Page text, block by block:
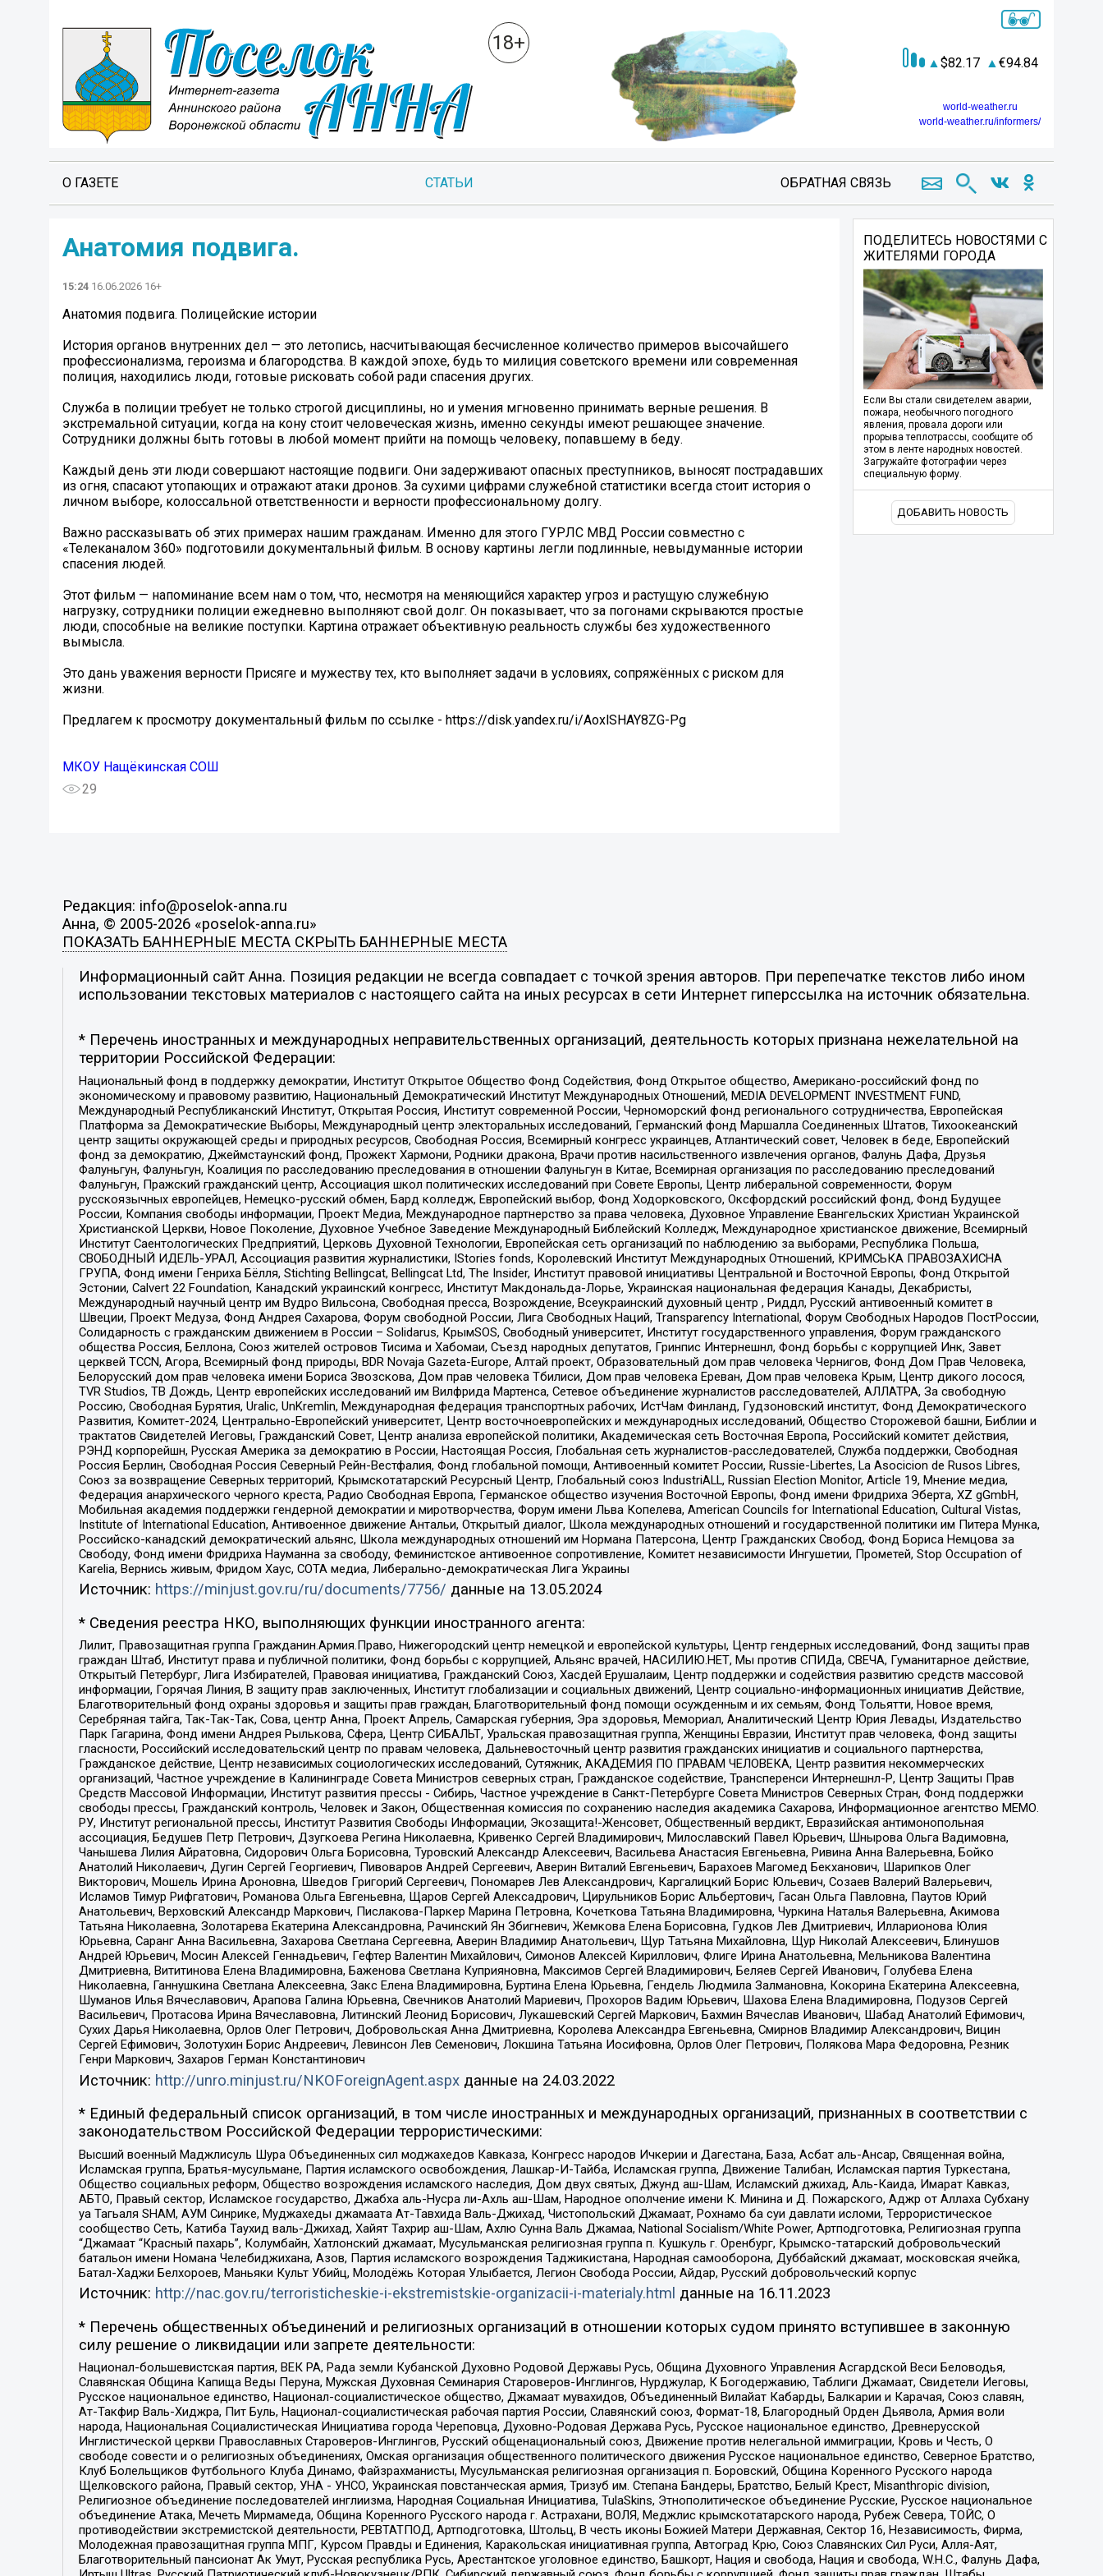
18+
82.17 94.84
world-weather.ru
world-weather.ru/informers/
О ГАЗЕТЕ СТАТЬИ ОБРАТНАЯ СВЯЗЬ
Анатомия подвига.
15:24 16.06.2026 16+
Анатомия подвига. Полицейские истории
История органов внутренних дел — это летопись, насчитывающая бесчисленное количество примеров высочайшего
профессионализма, героизма и благородства. В каждой эпохе, будь то милиция советского времени или современная
полиция, находились люди, готовые рисковать собой ради спасения других.
Служба в полиции требует не только строгой дисциплины, но и умения мгновенно принимать верные решения. В
экстремальной ситуации, когда на кону стоит человеческая жизнь, именно секунды имеют решающее значение.
Сотрудники должны быть готовы в любой момент прийти на помощь человеку, попавшему в беду.
Каждый день эти люди совершают настоящие подвиги. Они задерживают опасных преступников, выносят пострадавших
из огня, спасают утопающих и отражают атаки дронов. За сухими цифрами служебной статистики всегда стоит история о
личном выборе, колоссальной ответственности и верности профессиональному долгу.
Важно рассказывать об этих примерах нашим гражданам. Именно для этого ГУРЛС МВД России совместно с
«Телеканалом 360» подготовили документальный фильм. В основу картины легли подлинные, невыдуманные истории
спасения людей.
Этот фильм — напоминание всем нам о том, что, несмотря на меняющийся характер угроз и растущую служебную
нагрузку, сотрудники полиции ежедневно выполняют свой долг. Он показывает, что за погонами скрываются простые
люди, способные на великие поступки. Картина отражает объективную реальность службы без художественного
вымысла.
Это дань уважения верности Присяге и мужеству тех, кто выполняет задачи в условиях, сопряжённых с риском для
жизни.
Предлагем к просмотру документальный фильм по ссылке - https://disk.yandex.ru/i/AoxlSHAY8ZG-Pg
МКОУ Нащёкинская СОШ
29
ПОДЕЛИТЕСЬ НОВОСТЯМИ С
ЖИТЕЛЯМИ ГОРОДА
Если Вы стали свидетелем аварии,
пожара, необычного погодного
явления, провала дороги или
прорыва теплотрассы, сообщите об
этом в ленте народных новостей.
Загружайте фотографии через
специальную форму.
ДОБАВИТЬ НОВОСТЬ
Редакция: info@poselok-anna.ru
Анна, © 2005-2026 «poselok-anna.ru»
ПОКАЗАТЬ БАННЕРНЫЕ МЕСТА СКРЫТЬ БАННЕРНЫЕ МЕСТА
Информационный сайт Анна. Позиция редакции не всегда совпадает с точкой зрения авторов. При перепечатке текстов либо ином
использовании текстовых материалов с настоящего сайта на иных ресурсах в сети Интернет гиперссылка на источник обязательна.
* Перечень иностранных и международных неправительственных организаций, деятельность которых признана нежелательной на
территории Российской Федерации:
Национальный фонд в поддержку демократии, Институт Открытое Общество Фонд Содействия, Фонд Открытое общество, Американо-российский фонд по
экономическому и правовому развитию, Национальный Демократический Институт Международных Отношений, MEDIA DEVELOPMENT INVESTMENT FUND,
Международный Республиканский Институт, Открытая Россия, Институт современной России, Черноморский фонд регионального сотрудничества, Европейская
Платформа за Демократические Выборы, Международный центр электоральных исследований, Германский фонд Маршалла Соединенных Штатов, Тихоокеанский
центр защиты окружающей среды и природных ресурсов, Свободная Россия, Всемирный конгресс украинцев, Атлантический совет, Человек в беде, Европейский
фонд за демократию, Джеймстаунский фонд, Прожект Хармони, Родники дракона, Врачи против насильственного извлечения органов, Фалунь Дафа, Друзья
Фалуньгун, Фалуньгун, Коалиция по расследованию преследования в отношении Фалуньгун в Китае, Всемирная организация по расследованию преследований
Фалуньгун, Пражский гражданский центр, Ассоциация школ политических исследований при Совете Европы, Центр либеральной современности, Форум
русскоязычных европейцев, Немецко-русский обмен, Бард колледж, Европейский выбор, Фонд Ходорковского, Оксфордский российский фонд, Фонд Будущее
России, Компания свободы информации, Проект Медиа, Международное партнерство за права человека, Духовное Управление Евангельских Христиан Украинской
Христианской Церкви, Новое Поколение, Духовное Учебное Заведение Международный Библейский Колледж, Международное христианское движение, Всемирный
Институт Саентологических Предприятий, Церковь Духовной Технологии, Европейская сеть организаций по наблюдению за выборами, Республика Польша,
СВОБОДНЫЙ ИДЕЛЬ-УРАЛ, Ассоциация развития журналистики, IStories fonds, Королевский Институт Международных Отношений, КРИМСЬКА ПРАВОЗАХИСНА
ГРУПА, Фонд имени Генриха Бёлля, Stichting Bellingcat, Bellingcat Ltd, The Insider, Институт правовой инициативы Центральной и Восточной Европы, Фонд Открытой
Эстонии, Calvert 22 Foundation, Канадский украинский конгресс, Институт Макдональда-Лорье, Украинская национальная федерация Канады, Декабристы,
Международный научный центр им Вудро Вильсона, Свободная пресса, Возрождение, Всеукраинский духовный центр , Риддл, Русский антивоенный комитет в
Швеции, Проект Медуза, Фонд Андрея Сахарова, Форум свободной России, Лига Свободных Наций, Transparеncy International, Форум Свободных Народов ПостРоссии,
Солидарность с гражданским движением в России – Solidarus, КрымSOS, Свободный университет, Институт государственного управления, Форум гражданского
общества Россия, Беллона, Союз жителей островов Тисима и Хабомаи, Съезд народных депутатов, Гринпис Интернешнл, Фонд борьбы с коррупцией Инк, Завет
церквей TCCN, Агора, Всемирный фонд природы, BDR Novaja Gazeta-Europe, Алтай проект, Образовательный дом прав человека Чернигов, Фонд Дом Прав Человека,
Белорусский дом прав человека имени Бориса Звозскова, Дом прав человека Тбилиси, Дом прав человека Ереван, Дом прав человека Крым, Центр дикого лосося,
TVR Studios, ТВ Дождь, Центр европейских исследований им Вилфрида Мартенса, Сетевое объединение журналистов расследователей, АЛЛАТРА, За свободную
Россию, Свободная Бурятия, Uralic, UnKremlin, Международная федерация транспортных рабочих, ИстЧам Финланд, Гудзоновский институт, Фонд Демократического
Развития, Комитет-2024, Центрально-Европейский университет, Центр восточноевропейских и международных исследований, Общество Сторожевой башни, Библии и
трактатов Свидетелей Иеговы, Гражданский Совет, Центр анализа европейской политики, Академическая сеть Восточная Европа, Российский комитет действия,
РЭНД корпорейшн, Русская Америка за демократию в России, Настоящая Россия, Глобальная сеть журналистов-расследователей, Служба поддержки, Свободная
Россия Берлин, Свободная Россия Северный Рейн-Вестфалия, Фонд глобальной помощи, Антивоенный комитет России, Russie-Libertes, La Asocicion de Rusos Libres,
Союз за возвращение Северных территорий, Крымскотатарский Ресурсный Центр, Глобальный союз IndustriALL, Russian Election Monitor, Article 19, Мнение медиа,
Федерация анархического черного креста, Радио Свободная Европа, Германское общество изучения Восточной Европы, Фонд имени Фридриха Эберта, XZ gGmbH,
Мобильная академия поддержки гендерной демократии и миротворчества, Форум имени Льва Копелева, American Councils for International Education, Cultural Vistas,
Institute of International Education, Антивоенное движение Антальи, Открытый диалог, Школа международных отношений и государственной политики им Питера Мунка,
Российско-канадский демократический альянс, Школа международных отношений им Нормана Патерсона, Центр Гражданских Свобод, Фонд Бориса Немцова за
Свободу, Фонд имени Фридриха Науманна за свободу, Феминистское антивоенное сопротивление, Комитет независимости Ингушетии, Прометей, Stop Occupation of
Karelia, Вернись живым, Фридом Хаус, СОТА медиа, Либерально-демократическая Лига Украины
Источник: https://minjust.gov.ru/ru/documents/7756/ данные на 13.05.2024
* Сведения реестра НКО, выполняющих функции иностранного агента:
Лилит, Правозащитная группа Гражданин.Армия.Право, Нижегородский центр немецкой и европейской культуры, Центр гендерных исследований, Фонд защиты прав
граждан Штаб, Институт права и публичной политики, Фонд борьбы с коррупцией, Альянс врачей, НАСИЛИЮ.НЕТ, Мы против СПИДа, СВЕЧА, Гуманитарное действие,
Открытый Петербург, Лига Избирателей, Правовая инициатива, Гражданский Союз, Хасдей Ерушалаим, Центр поддержки и содействия развитию средств массовой
информации, Горячая Линия, В защиту прав заключенных, Институт глобализации и социальных движений, Центр социально-информационных инициатив Действие,
Благотворительный фонд охраны здоровья и защиты прав граждан, Благотворительный фонд помощи осужденным и их семьям, Фонд Тольятти, Новое время,
Серебряная тайга, Так-Так-Так, Сова, центр Анна, Проект Апрель, Самарская губерния, Эра здоровья, Мемориал, Аналитический Центр Юрия Левады, Издательство
Парк Гагарина, Фонд имени Андрея Рылькова, Сфера, Центр СИБАЛЬТ, Уральская правозащитная группа, Женщины Евразии, Институт прав человека, Фонд защиты
гласности, Российский исследовательский центр по правам человека, Дальневосточный центр развития гражданских инициатив и социального партнерства,
Гражданское действие, Центр независимых социологических исследований, Сутяжник, АКАДЕМИЯ ПО ПРАВАМ ЧЕЛОВЕКА, Центр развития некоммерческих
организаций, Частное учреждение в Калининграде Совета Министров северных стран, Гражданское содействие, Трансперенси Интернешнл-Р, Центр Защиты Прав
Средств Массовой Информации, Институт развития прессы - Сибирь, Частное учреждение в Санкт-Петербурге Совета Министров Северных Стран, Фонд поддержки
свободы прессы, Гражданский контроль, Человек и Закон, Общественная комиссия по сохранению наследия академика Сахарова, Информационное агентство МЕМО.
РУ, Институт региональной прессы, Институт Развития Свободы Информации, Экозащита!-Женсовет, Общественный вердикт, Евразийская антимонопольная
ассоциация, Бедушев Петр Петрович, Дзугкоева Регина Николаевна, Кривенко Сергей Владимирович, Милославский Павел Юрьевич, Шнырова Ольга Вадимовна,
Чанышева Лилия Айратовна, Сидорович Ольга Борисовна, Туровский Александр Алексеевич, Васильева Анастасия Евгеньевна, Ривина Анна Валерьевна, Бойко
Анатолий Николаевич, Дугин Сергей Георгиевич, Пивоваров Андрей Сергеевич, Аверин Виталий Евгеньевич, Барахоев Магомед Бекханович, Шарипков Олег
Викторович, Мошель Ирина Ароновна, Шведов Григорий Сергеевич, Пономарев Лев Александрович, Каргалицкий Борис Юльевич, Созаев Валерий Валерьевич,
Исламов Тимур Рифгатович, Романова Ольга Евгеньевна, Щаров Сергей Алексадрович, Цирульников Борис Альбертович, Гасан Ольга Павловна, Паутов Юрий
Анатольевич, Верховский Александр Маркович, Пислакова-Паркер Марина Петровна, Кочеткова Татьяна Владимировна, Чуркина Наталья Валерьевна, Акимова
Татьяна Николаевна, Золотарева Екатерина Александровна, Рачинский Ян Збигневич, Жемкова Елена Борисовна, Гудков Лев Дмитриевич, Илларионова Юлия
Юрьевна, Саранг Анна Васильевна, Захарова Светлана Сергеевна, Аверин Владимир Анатольевич, Щур Татьяна Михайловна, Щур Николай Алексеевич, Блинушов
Андрей Юрьевич, Мосин Алексей Геннадьевич, Гефтер Валентин Михайлович, Симонов Алексей Кириллович, Флиге Ирина Анатольевна, Мельникова Валентина
Дмитриевна, Вититинова Елена Владимировна, Баженова Светлана Куприяновна, Максимов Сергей Владимирович, Беляев Сергей Иванович, Голубева Елена
Николаевна, Ганнушкина Светлана Алексеевна, Закс Елена Владимировна, Буртина Елена Юрьевна, Гендель Людмила Залмановна, Кокорина Екатерина Алексеевна,
Шуманов Илья Вячеславович, Арапова Галина Юрьевна, Свечников Анатолий Мариевич, Прохоров Вадим Юрьевич, Шахова Елена Владимировна, Подузов Сергей
Васильевич, Протасова Ирина Вячеславовна, Литинский Леонид Борисович, Лукашевский Сергей Маркович, Бахмин Вячеслав Иванович, Шабад Анатолий Ефимович,
Сухих Дарья Николаевна, Орлов Олег Петрович, Добровольская Анна Дмитриевна, Королева Александра Евгеньевна, Смирнов Владимир Александрович, Вицин
Сергей Ефимович, Золотухин Борис Андреевич, Левинсон Лев Семенович, Локшина Татьяна Иосифовна, Орлов Олег Петрович, Полякова Мара Федоровна, Резник
Генри Маркович, Захаров Герман Константинович
Источник: http://unro.minjust.ru/NKOForeignAgent.aspxданные на 24.03.2022
* Единый федеральный список организаций, в том числе иностранных и международных организаций, признанных в соответствии с
законодательством Российской Федерации террористическими:
Высший военный Маджлисуль Шура Объединенных сил моджахедов Кавказа, Конгресс народов Ичкерии и Дагестана, База, Асбат аль-Ансар, Священная война,
Исламская группа, Братья-мусульмане, Партия исламского освобождения, Лашкар-И-Тайба, Исламская группа, Движение Талибан, Исламская партия Туркестана,
Общество социальных реформ, Общество возрождения исламского наследия, Дом двух святых, Джунд аш-Шам, Исламский джихад, Аль-Каида, Имарат Кавказ,
АБТО, Правый сектор, Исламское государство, Джабха аль-Нусра ли-Ахль аш-Шам, Народное ополчение имени К. Минина и Д. Пожарского, Аджр от Аллаха Субхану
уа Тагьаля SHAM, АУМ Синрике, Муджахеды джамаата Ат-Тавхида Валь-Джихад, Чистопольский Джамаат, Рохнамо ба суи давлати исломи, Террористическое
сообщество Сеть, Катиба Таухид валь-Джихад, Хайят Тахрир аш-Шам, Ахлю Сунна Валь Джамаа, National Socialism/White Power, Артподготовка, Религиозная группа
“Джамаат “Красный пахарь”, Колумбайн, Хатлонский джамаат, Мусульманская религиозная группа п. Кушкуль г. Оренбург, Крымско-татарский добровольческий
батальон имени Номана Челебиджихана, Азов, Партия исламского возрождения Таджикистана, Народная самооборона, Дуббайский джамаат, московская ячейка,
Батал-Хаджи Белхороев, Маньяки Культ Убийц, Молодёжь Которая Улыбается, Легион Свобода России, Айдар, Русский добровольческий корпус
Источник: http://nac.gov.ru/terroristicheskie-i-ekstremistskie-organizacii-i-materialy.html данные на 16.11.2023
* Перечень общественных объединений и религиозных организаций в отношении которых судом принято вступившее в законную
силу решение о ликвидации или запрете деятельности:
Национал-большевистская партия, ВЕК РА, Рада земли Кубанской Духовно Родовой Державы Русь, Община Духовного Управления Асгардской Веси Беловодья,
Славянская Община Капища Веды Перуна, Мужская Духовная Семинария Староверов-Инглингов, Нурджулар, К Богодержавию, Таблиги Джамаат, Свидетели Иеговы,
Русское национальное единство, Национал-социалистическое общество, Джамаат мувахидов, Объединенный Вилайат Кабарды, Балкарии и Карачая, Союз славян,
Ат-Такфир Валь-Хиджра, Пит Буль, Национал-социалистическая рабочая партия России, Славянский союз, Формат-18, Благородный Орден Дьявола, Армия воли
народа, Национальная Социалистическая Инициатива города Череповца, Духовно-Родовая Держава Русь, Русское национальное единство, Древнерусской
Инглистической церкви Православных Староверов-Инглингов, Русский общенациональный союз, Движение против нелегальной иммиграции, Кровь и Честь, О
свободе совести и о религиозных объединениях, Омская организация общественного политического движения Русское национальное единство, Северное Братство,
Клуб Болельщиков Футбольного Клуба Динамо, Файзрахманисты, Мусульманская религиозная организация п. Боровский, Община Коренного Русского народа
Щелковского района, Правый сектор, УНА - УНСО, Украинская повстанческая армия, Тризуб им. Степана Бандеры, Братство, Белый Крест, Misanthropic division,
Религиозное объединение последователей инглиизма, Народная Социальная Инициатива, TulaSkins, Этнополитическое объединение Русские, Русское национальное
объединение Атака, Мечеть Мирмамеда, Община Коренного Русского народа г. Астрахани, ВОЛЯ, Меджлис крымскотатарского народа, Рубеж Севера, ТОЙС, О
противодействии экстремистской деятельности, РЕВТАТПОД, Артподготовка, Штольц, В честь иконы Божией Матери Державная, Сектор 16, Независимость, Фирма,
Молодежная правозащитная группа МПГ, Курсом Правды и Единения, Каракольская инициативная группа, Автоград Крю, Союз Славянских Сил Руси, Алля-Аят,
Благотворительный пансионат Ак Умут, Русская республика Русь, Арестантское уголовное единство, Башкорт, Нация и свобода, Нация и свобода, W.H.С., Фалунь Дафа,